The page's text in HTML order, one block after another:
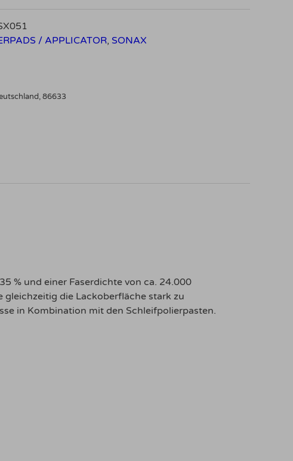
/ APPLICATOR, SONAX
86633
% und einer Faserdichte von ca. 24.000
gleichzeitig die Lackoberfläche stark zu
in Kombination mit den Schleifpolierpasten.